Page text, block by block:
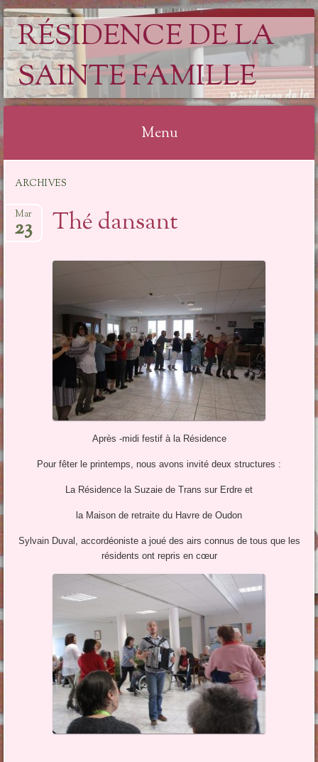
RÉSIDENCE DE LA
SAINTE FAMILLE
Menu
contenu
ARCHIVES
Thé dansant
Mar
23
Après -midi festif à la Résidence
Pour fêter le printemps, nous avons invité deux structures :
La Résidence la Suzaie de Trans sur Erdre et
la Maison de retraite du Havre de Oudon
Sylvain Duval, accordéoniste a joué des airs connus de tous que les
résidents ont repris en cœur